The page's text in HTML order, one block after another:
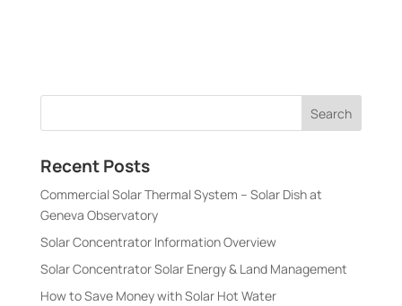
Recent Posts
Commercial Solar Thermal System – Solar Dish at
Geneva Observatory
Solar Concentrator Information Overview
Solar Concentrator Solar Energy & Land Management
How to Save Money with Solar Hot Water